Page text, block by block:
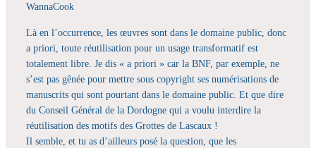
WannaCook
Là en l’occurrence, les œuvres sont dans le domaine public, donc
a priori, toute réutilisation pour un usage transformatif est
totalement libre. Je dis « a priori » car la BNF, par exemple, ne
s’est pas gênée pour mettre sous copyright ses numérisations de
manuscrits qui sont pourtant dans le domaine public. Et que dire
du Conseil Général de la Dordogne qui a voulu interdire la
réutilisation des motifs des Grottes de Lascaux !
Il semble, et tu as d’ailleurs posé la question, que les